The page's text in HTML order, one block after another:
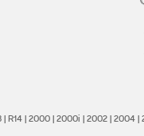
| R14| 2000| 2000i | 2002| 2004|